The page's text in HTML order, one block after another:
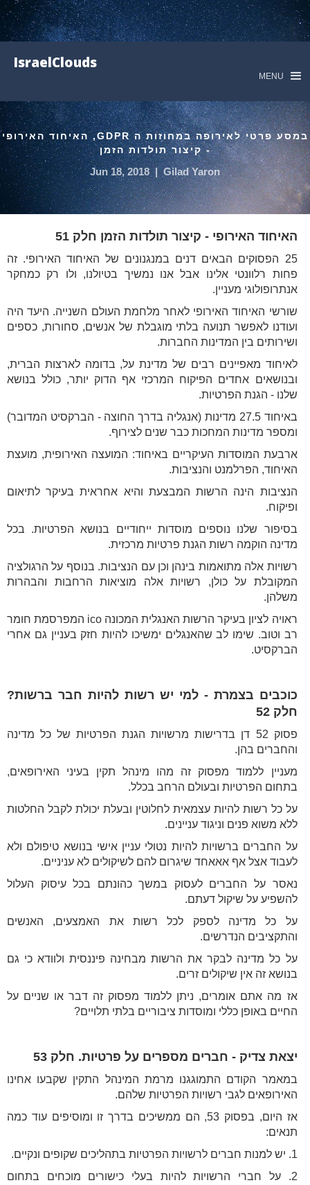
IsraelClouds
MENU
במסע פרטי לאירופה במחוזות ה GDPR, האיחוד האירופי
- קיצור תולדות הזמן
Gilad Yaron
|
Jun 18, 2018
האיחוד האירופי - קיצור תולדות הזמן חלק 51
25 הפסוקים הבאים דנים במנגנונים של האיחוד האירופי. זה
פחות רלוונטי אלינו אבל אנו נמשיך בטיולנו, ולו רק כמחקר
אנתרופולוגי מעניין.
שורשי האיחוד האירופי לאחר מלחמת העולם השנייה. היעד היה
ועודנו לאפשר תנועה בלתי מוגבלת של אנשים, סחורות, כספים
ושירותים בין המדינות החברות.
לאיחוד מאפיינים רבים של מדינת על, בדומה לארצות הברית,
ובנושאים אחדים הפיקוח המרכזי אף הדוק יותר, כולל בנושא
שלנו - הגנת הפרטיות.
באיחוד 27.5 מדינות (אנגליה בדרך החוצה - הברקסיט המדובר)
ומספר מדינות המחכות כבר שנים לצירוף.
ארבעת המוסדות העיקריים באיחוד: המועצה האירופית, מועצת
האיחוד, הפרלמנט והנציבות.
הנציבות הינה הרשות המבצעת והיא אחראית בעיקר לתיאום
ופיקוח.
בסיפור שלנו נוספים מוסדות ייחודיים בנושא הפרטיות. בכל
מדינה הוקמה רשות הגנת פרטיות מרכזית.
רשויות אלה מתואמות בינהן וכן עם הנציבות. בנוסף על הרגולציה
המקובלת על כולן, רשויות אלה מוציאות הרחבות והבהרות
משלהן.
ראויה לציון בעיקר הרשות האנגלית המכונה ico המפרסמת חומר
רב וטוב. שימו לב שהאנגלים ימשיכו להיות חזק בעניין גם אחרי
הברקסיט.
כוכבים בצמרת - למי יש רשות להיות חבר ברשות?
חלק 52
פסוק 52 דן בדרישות מרשויות הגנת הפרטיות של כל מדינה
והחברים בהן.
מעניין ללמוד מפסוק זה מהו מינהל תקין בעיני האירופאים,
בתחום הפרטיות ובעולם הרחב בכלל.
על כל רשות להיות עצמאית לחלוטין ובעלת יכולת לקבל החלטות
ללא משוא פנים וניגוד עניינים.
על החברים ברשויות להיות נטולי עניין אישי בנושא טיפולם ולא
לעבוד אצל אף אאאחד שיגרום להם לשיקולים לא עניניים.
נאסר על החברים לעסוק במשך כהונתם בכל עיסוק העלול
להשפיע על שיקול דעתם.
על כל מדינה לספק לכל רשות את האמצעים, האנשים
והתקציבים הנדרשים.
על כל מדינה לבקר את הרשות מבחינה פיננסית ולוודא כי גם
בנושא זה אין שיקולים זרים.
אז מה אתם אומרים, ניתן ללמוד מפסוק זה דבר או שניים על
החיים באופן כללי ומוסדות ציבוריים בלתי תלויים?
יצאת צדיק - חברים מספרים על פרטיות. חלק 53
במאמר הקודם התמוגגנו מרמת המינהל התקין שקבעו אחינו
האירופאים לגבי רשויות הפרטיות שלהם.
אז היום, בפסוק 53, הם ממשיכים בדרך זו ומוסיפים עוד כמה
תנאים:
1. יש למנות חברים לרשויות הפרטיות בתהליכים שקופים ונקיים.
2. על חברי הרשויות להיות בעלי כישורים מוכחים בתחום